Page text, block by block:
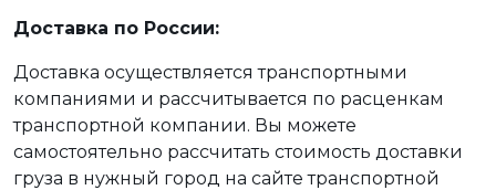
Доставка по России:
Доставка осуществляется транспортными
компаниями и рассчитывается по расценкам
транспортной компании. Вы можете
самостоятельно рассчитать стоимость доставки
груза в нужный город на сайте транспортной